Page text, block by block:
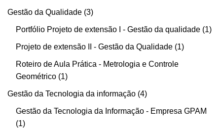
Gestão da Qualidade 3
Portfólio Projeto de extensão I - Gestão da qualidade 1
Projeto de extensão II - Gestão da Qualidade 1
Roteiro de Aula Prática - Metrologia e Controle
Geométrico 1
Gestão da Tecnologia da informação 4
Gestão da Tecnologia da Informação - Empresa GPAM
1